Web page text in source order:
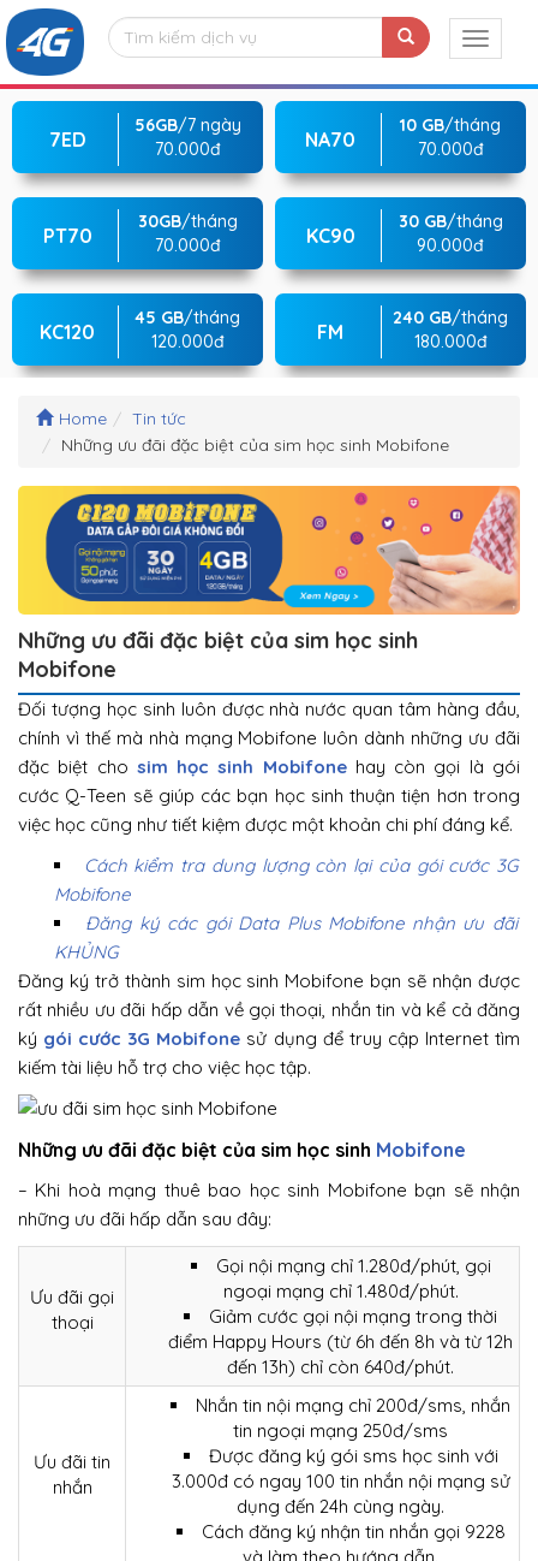
7ED
56GB/7 ngày
70.000đ
NA70
10 GB/tháng
70.000đ
PT70
30GB/tháng
70.000đ
KC90
30 GB/tháng
90.000đ
KC120
45 GB/tháng
120.000đ
FM
240 GB/tháng
180.000đ
Home
Tin tức
Những ưu đãi đặc biệt của sim học sinh Mobifone
Những ưu đãi đặc biệt của sim học sinh
Mobifone
Đối tượng học sinh luôn được nhà nước quan tâm hàng đầu,
chính vì thế mà nhà mạng Mobifone luôn dành những ưu đãi
đặc biệt cho sim học sinh Mobifonehay còn gọi là gói
cước Q-Teen sẽ giúp các bạn học sinh thuận tiện hơn trong
việc học cũng như tiết kiệm được một khoản chi phí đáng kể.
Cách kiểm tra dung lượng còn lại của gói cước 3G
Mobifone
Đăng ký các gói Data Plus Mobifone nhận ưu đãi
KHỦNG
Đăng ký trở thành sim học sinh Mobifone bạn sẽ nhận được
rất nhiều ưu đãi hấp dẫn về gọi thoại, nhắn tin và kể cả đăng
ký gói cước 3G Mobifone sử dụng để truy cập Internet tìm
kiếm tài liệu hỗ trợ cho việc học tập.
Những ưu đãi đặc biệt của sim học sinh Mobifone
– Khi hoà mạng thuê bao học sinh Mobifone bạn sẽ nhận
những ưu đãi hấp dẫn sau đây:
Ưu đãi gọi
thoại
Gọi nội mạng chỉ 1.280đ/phút, gọi
ngoại mạng chỉ 1.480đ/phút.
Giảm cước gọi nội mạng trong thời
điểm Happy Hours (từ 6h đến 8h và từ 12h
đến 13h) chỉ còn 640đ/phút.
Ưu đãi tin
nhắn
Nhắn tin nội mạng chỉ 200đ/sms, nhắn
tin ngoại mạng 250đ/sms
Được đăng ký gói sms học sinh với
3.000đ có ngay 100 tin nhắn nội mạng sử
dụng đến 24h cùng ngày.
Cách đăng ký nhận tin nhắn gọi 9228